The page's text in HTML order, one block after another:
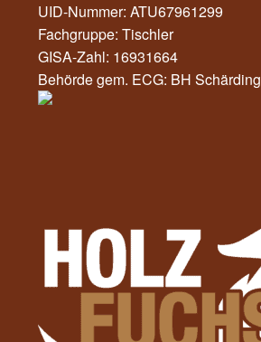
UID-Nummer: ATU67961299
Fachgruppe: Tischler
GISA-Zahl: 16931664
Behörde gem. ECG: BH Schärding